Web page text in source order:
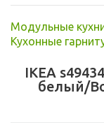
Модульные
Кухонные
IKEA
белый/